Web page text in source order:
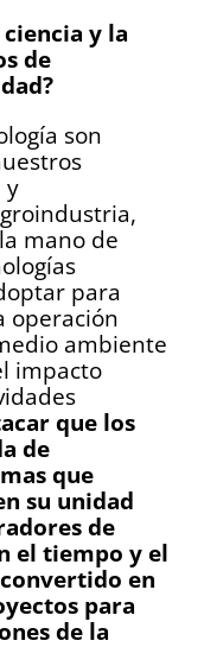
ciencia y la
de
son
y
mano de
para
operación
ambiente
impacto
que los
de
que
su unidad
de
el tiempo y el
en
para
de la